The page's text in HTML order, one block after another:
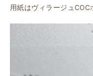
用紙はヴィラージュCOC